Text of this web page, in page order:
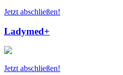
Jetzt abschließen!
Ladymed+
Jetzt abschließen!